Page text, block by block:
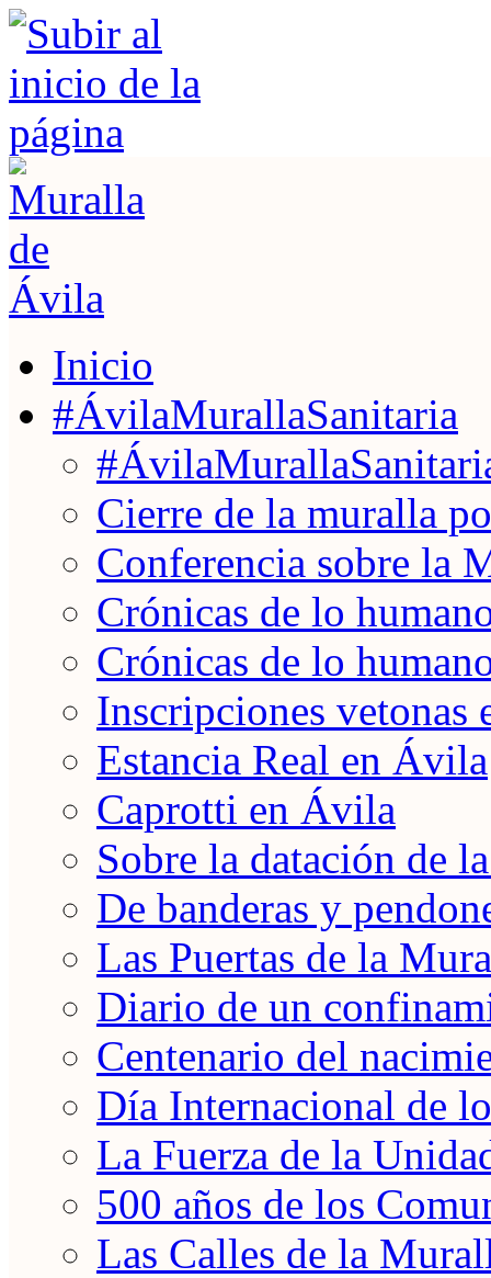
Inicio
#ÁvilaMurallaSanitaria
Cierre de la muralla
Conferencia sobre la
Crónicas de lo
Crónicas de lo
Inscripciones vetonas
Estancia Real en Ávila
Caprotti en Ávila
Sobre la datación de
De banderas y
Las Puertas de la
Diario de un
Centenario del
Día Internacional de
La Fuerza de la
500 años de los
Las Calles de la